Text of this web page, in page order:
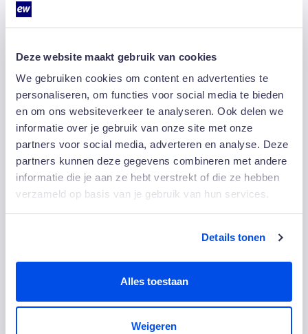
Deze website maakt gebruik van cookies
We gebruiken cookies om content en advertenties te
personaliseren, om functies voor social media te bieden
en om ons websiteverkeer te analyseren. Ook delen we
informatie over je gebruik van onze site met onze
partners voor social media, adverteren en analyse. Deze
partners kunnen deze gegevens combineren met andere
informatie die je aan ze hebt verstrekt of die ze hebben
verzameld op basis van je gebruik van hun services.
Details tonen
Alles toestaan
Weigeren
Een belangrijk aspect van de samenwerking is de
flexibiliteit. In een hotel kan de situatie van dag tot dag
aanvraag binnenkomt voor een groep van 80 mensen.
schoongemaakt. Het is echt onwijs fijn dat EW zo
flexibel is en direct in actie komt”, zegt Simon. De
wisselende bezetting vormt een uitdaging, maar het
snelle schakelen is mogelijk dankzij korte
communicatielijnen en een hecht team dat altijd
klaarstaat. "Soms zitten alle 300 kamers vol, terwijl er
op andere dagen een lagere bezetting is. Dat vraagt
om snel schakelen”, vult Gildo aan.
Voor Simon is het belangrijk dat iedereen die bij Okura
werkt zich thuis voelt. Of dat nu een eigen collega is of
waardering op speciale momenten, zoals de Dag van
de Schoonmaker. Het betekent structureel laten zien